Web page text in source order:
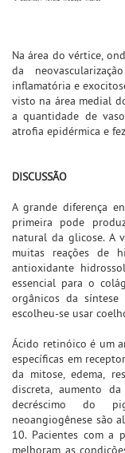
Na área do vértice,
da
inflamatória e
visto na área medial
a quantidade de
atrofia epidérmica e
DISCUSSÃO
A grande diferença
primeira pode
natural da glicose. A
muitas reações de
antioxidante
essencial para o
orgânicos da
escolheu-se usar
Ácido retinóico é um
específicas em
da mitose, edema,
discreta, aumento
decréscimo do
neoangiogênese são
10. Pacientes com a
melhoram as